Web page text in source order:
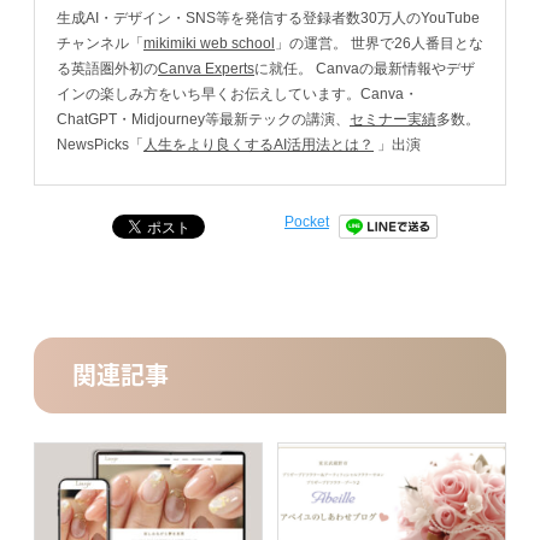
生成AI・デザイン・SNS等を発信する登録者数30万人のYouTube
チャンネル「mikimiki web school 」の運営。 世界で26人番目とな
る英語圏外初のCanva Expertsに就任。 Canvaの最新情報やデザ
インの楽しみ方をいち早くお伝えしています。Canva・
ChatGPT・Midjourney等最新テックの講演、 セミナー実績多数。
NewsPicks「 人生をより良くするAI活用法とは？ 」出演
Pocket
関連記事